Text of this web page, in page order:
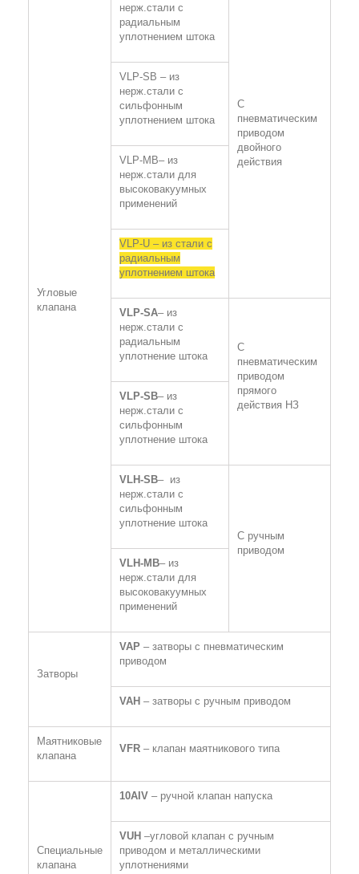
Угловые
клапана
нерж.стали с
радиальным
уплотнением штока
С
пневматическим
приводом
двойного
действия
VLP-SB – из
нерж.стали с
сильфонным
уплотнением штока
VLP-MB– из
нерж.стали для
высоковакуумных
применений
VLP-U – из стали с
радиальным
уплотнением штока
VLP-SA– из
нерж.стали с
радиальным
уплотнение штока
С
пневматическим
приводом
прямого
действия НЗ
VLP-SB– из
нерж.стали с
сильфонным
уплотнение штока
VLH-SB– из
нерж.стали с
сильфонным
уплотнение штока
С ручным
приводом
VLH-MB– из
нерж.стали для
высоковакуумных
применений
Затворы
VAP – затворы с пневматическим
приводом
VAH – затворы с ручным приводом
Маятниковые
клапана
VFR – клапан маятникового типа
Специальные
клапана
10AIV – ручной клапан напуска
VUH –угловой клапан с ручным
приводом и металлическими
уплотнениями